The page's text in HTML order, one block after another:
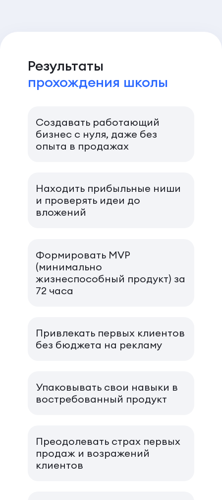
Результаты
прохождения школы
Создавать работающий
бизнес с нуля, даже без
опыта в продажах
Находить прибыльные ниши
и проверять идеи до
вложений
Формировать MVP
(минимально
жизнеспособный продукт) за
72 часа
Привлекать первых клиентов
без бюджета на рекламу
Упаковывать свои навыки в
востребованный продукт
Преодолевать страх первых
продаж и возражений
клиентов